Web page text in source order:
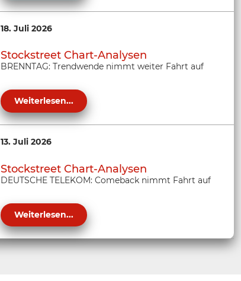
18. Juli 2026
Stockstreet Chart-Analysen
BRENNTAG: Trendwende nimmt weiter Fahrt auf
Weiterlesen...
13. Juli 2026
Stockstreet Chart-Analysen
DEUTSCHE TELEKOM: Comeback nimmt Fahrt auf
Weiterlesen...